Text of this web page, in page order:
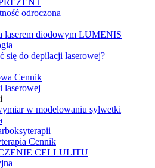
odroczona
laserem diodowym LUMENIS
się do depilacji laserowej?
Cennik
laserowej
w modelowaniu sylwetki
Cennik
CELLULITU